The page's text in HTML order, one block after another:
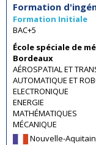
Formation
Formation Initiale
BAC+5
École spéciale de
Bordeaux
AÉROSPATIAL ET
AUTOMATIQUE ET
ELECTRONIQUE
ENERGIE
MATHÉMATIQUES
MÉCANIQUE
Nouvelle-